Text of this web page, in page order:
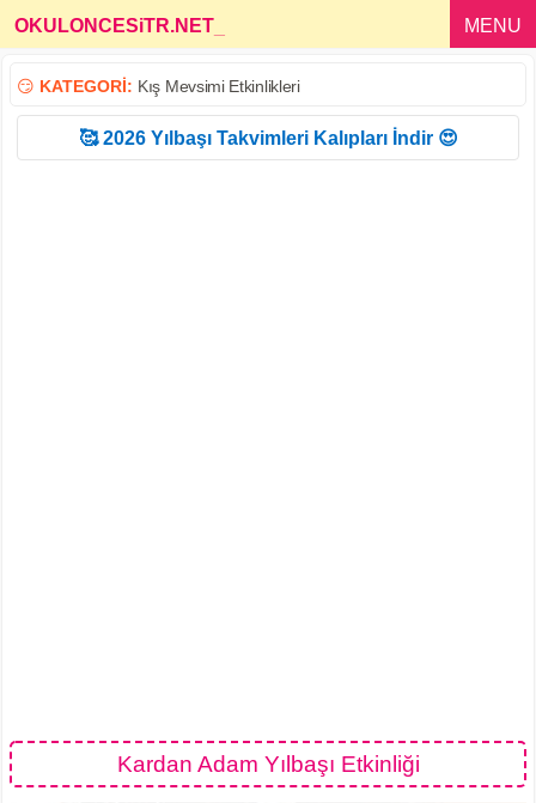
OKULONCESiTR.NET MENU
😏 KATEGORİ: Kış Mevsimi Etkinlikleri
🥰 2026 Yılbaşı Takvimleri Kalıpları İndir 😍
Kardan Adam Yılbaşı Etkinliği